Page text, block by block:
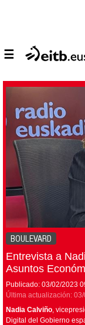
☰
BOULEVARD
Entrevista a
Asuntos
Publicado: 03/02/2023
Última actualización:
Nadia Calviño,
Digital del Gobierno